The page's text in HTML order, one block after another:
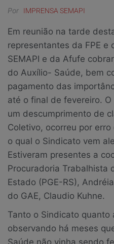
Por IMPRENSA SEMAPI
Em reunião na tarde
representantes da FPE e
SEMAPI e da Afufe
do Auxílio- Saúde, bem
pagamento das
até o final de fevereiro.
um descumprimento de
Coletivo, ocorreu por
o qual o Sindicato vem
Estiveram presentes a
Procuradoria Trabalhista
Estado (PGE-RS),
do GAE, Claudio Kuhne.
Tanto o Sindicato quanto
observando há meses
Saúde não vinha sendo